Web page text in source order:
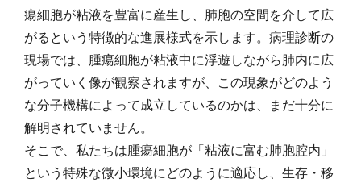
瘍細胞が粘液を豊富に産生し、肺胞の空間を介して広
がるという特徴的な進展様式を示します。病理診断の
現場では、腫瘍細胞が粘液中に浮遊しながら肺内に広
がっていく像が観察されますが、この現象がどのよう
な分子機構によって成立しているのかは、まだ十分に
解明されていません。
そこで、私たちは腫瘍細胞が「粘液に富む肺胞腔内」
という特殊な微小環境にどのように適応し、生存・移